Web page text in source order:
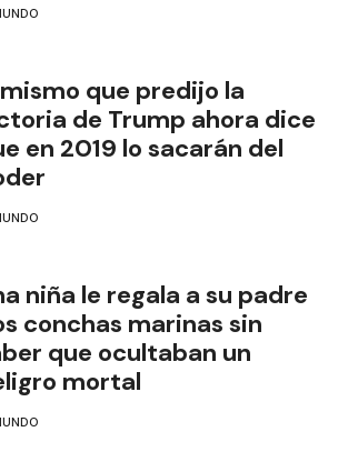
mismo que predijo la
de Trump ahora dice
en 2019 lo sacarán del
niña le regala a su padre
conchas marinas sin
que ocultaban un
mortal